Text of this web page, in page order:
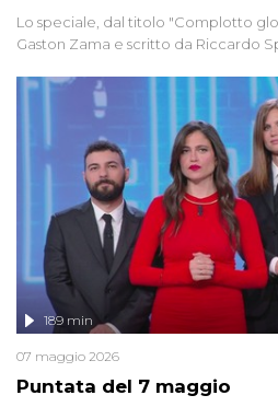
Lo speciale, dal titolo "Complotto
Gaston Zama e scritto da Riccardo
racconta l'universo delle narrazioni
globali e del complottismo che negli
social network, talk show, piazze
Puntata del 7 maggio
189 min
07 maggio 2026